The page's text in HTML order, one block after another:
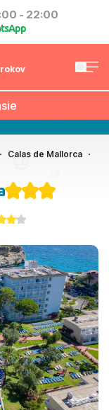
- 22:00
rokov
Calas de Mallorca